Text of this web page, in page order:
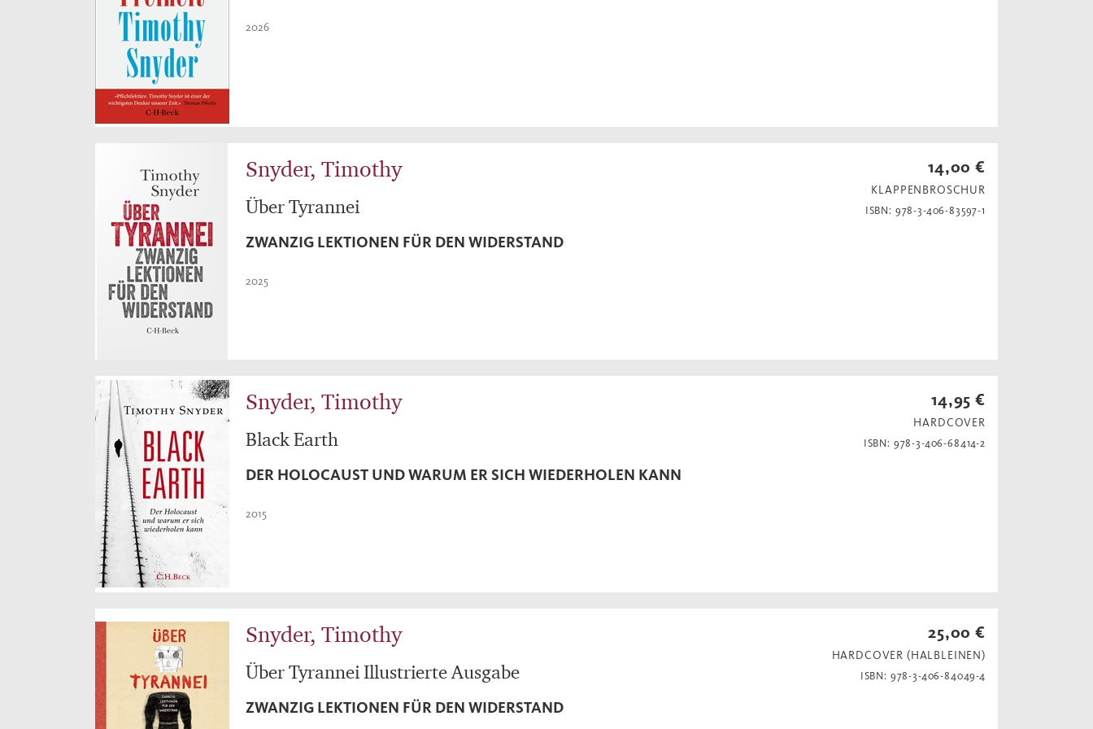
2026
Snyder, Timothy
Über Tyrannei
ZWANZIG LEKTIONEN FÜR DEN WIDERSTAND
2025
14,00 €
KLAPPENBROSCHUR
ISBN: 978-3-406-83597-1
Snyder, Timothy
Black Earth
DER HOLOCAUST UND WARUM ER SICH WIEDERHOLEN KANN
2015
14,95 €
HARDCOVER
ISBN: 978-3-406-68414-2
Snyder, Timothy
Über Tyrannei Illustrierte Ausgabe
ZWANZIG LEKTIONEN FÜR DEN WIDERSTAND
25,00 €
HARDCOVER (HALBLEINEN)
ISBN: 978-3-406-84049-4